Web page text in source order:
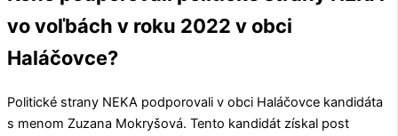
vo voľbách v roku 2022 v obci
Haláčovce?
Politické strany NEKA podporovali v obci Haláčovce kandidáta
s menom Zuzana Mokryšová. Tento kandidát získal post